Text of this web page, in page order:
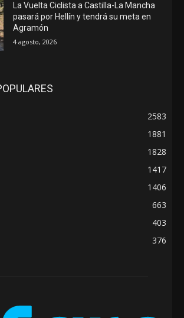
La Vuelta Ciclista a Castilla-La Mancha
pasará por Hellín y tendrá su meta en
Agramón
4 agosto, 2026
2583
1881
1828
1417
1406
663
403
376